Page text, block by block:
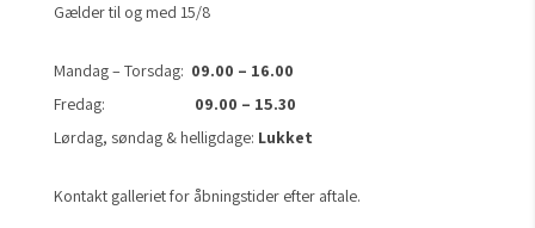
Gælder til og med 15/8
Mandag – Torsdag: 09.00 – 16.00
Fredag: 09.00 – 15.30
Lørdag, søndag & helligdage: Lukket
Kontakt galleriet for åbningstider efter aftale.